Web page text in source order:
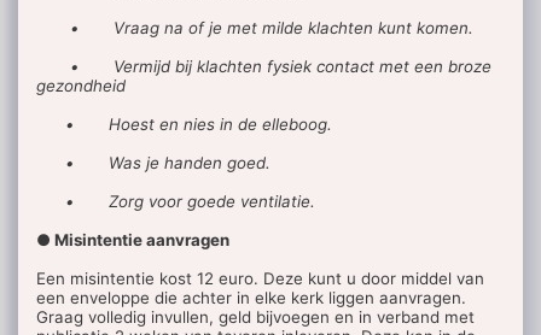
• Vraag na of je met milde klachten kunt komen.
• Vermijd bij klachten fysiek contact met een broze
gezondheid
• Hoest en nies in de elleboog.
• Was je handen goed.
• Zorg voor goede ventilatie.
● Misintentie aanvragen
Een misintentie kost 12 euro. Deze kunt u door middel van
een enveloppe die achter in elke kerk liggen aanvragen.
Graag volledig invullen, geld bijvoegen en in verband met